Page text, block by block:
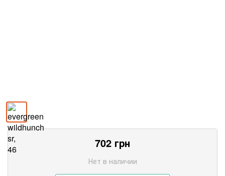
702 грн
Нет в наличии